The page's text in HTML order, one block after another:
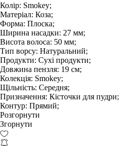
Колір: Smokey;
Матеріал: Коза;
Форма: Плоска;
Ширина насадки: 27 мм;
Висота волоса: 50 мм;
Тип ворсу: Натуральний;
Продукти: Сухі продукти;
Довжина пензля: 19 см;
Колекція: Smokey;
Щільність: Середня;
Призначення: Кісточки для пудри;
Контур: Прямий;
Розгорнути
Згорнути